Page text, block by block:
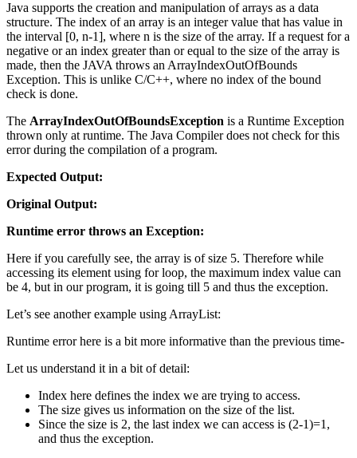
Java supports the creation and manipulation of arrays as a data
structure. The index of an array is an integer value that has value in
the interval [0, n-1], where n is the size of the array. If a request for a
negative or an index greater than or equal to the size of the array is
made, then the JAVA throws an ArrayIndexOutOfBounds
Exception. This is unlike C/C++, where no index of the bound
check is done.
The ArrayIndexOutOfBoundsException is a Runtime Exception
thrown only at runtime. The Java Compiler does not check for this
error during the compilation of a program.
Expected Output:
Original Output:
Runtime error throws an Exception:
Here if you carefully see, the array is of size 5. Therefore while
accessing its element using for loop, the maximum index value can
be 4, but in our program, it is going till 5 and thus the exception.
Let’s see another example using ArrayList:
Runtime error here is a bit more informative than the previous time-
Let us understand it in a bit of detail:
Index here defines the index we are trying to access.
The size gives us information on the size of the list.
Since the size is 2, the last index we can access is (2-1)=1,
and thus the exception.